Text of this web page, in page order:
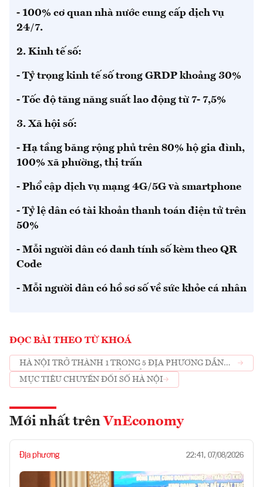
- 100% cơ quan nhà nước cung cấp dịch vụ
24/7.
2. Kinh tế số:
- Tỷ trọng kinh tế số trong GRDP khoảng 30%
- Tốc độ tăng năng suất lao động từ 7- 7,5%
3. Xã hội số:
- Hạ tầng băng rộng phủ trên 80% hộ gia đình,
100% xã phường, thị trấn
- Phổ cập dịch vụ mạng 4G/5G và smartphone
- Tỷ lệ dân có tài khoản thanh toán điện tử trên
50%
- Mỗi người dân có danh tính số kèm theo QR
Code
- Mỗi người dân có hồ sơ số về sức khỏe cá nhân
ĐỌC BÀI THEO TỪ KHOÁ
HÀ NỘI TRỞ THÀNH 1 TRONG 5 ĐỊA PHƯƠNG DẪN
ĐẦU CẢ NƯỚC VỀ CHUYỂN ĐỔI SỐ
MỤC TIÊU CHUYỂN ĐỔI SỐ HÀ NỘI
Mới nhất trên VnEconomy
Địa phương 22:41, 07/08/2026